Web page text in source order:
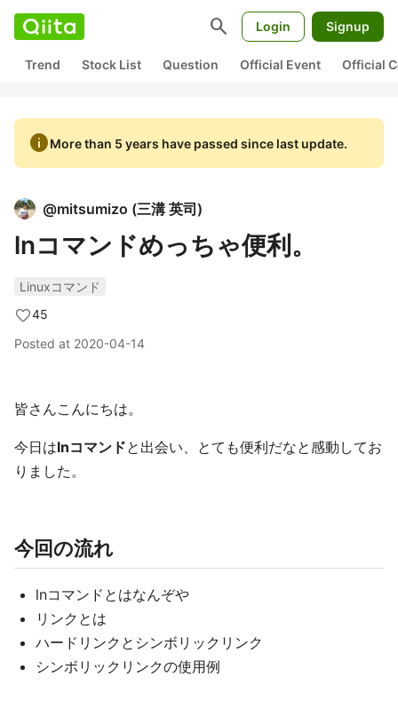
search Login Signup
Trend Stock List Question Official Event Official
infoMore than 5 years have passed since last update.
@mitsumizo (三溝 英司)
lnコマンドめっちゃ便利。
Linuxコマンド
45
Posted at 2020-04-14
皆さんこんにちは。
今日はlnコマンドと出会い、とても便利だなと感動してお
りました。
今回の流れ
lnコマンドとはなんぞや
リンクとは
ハードリンクとシンボリックリンク
シンボリックリンクの使用例